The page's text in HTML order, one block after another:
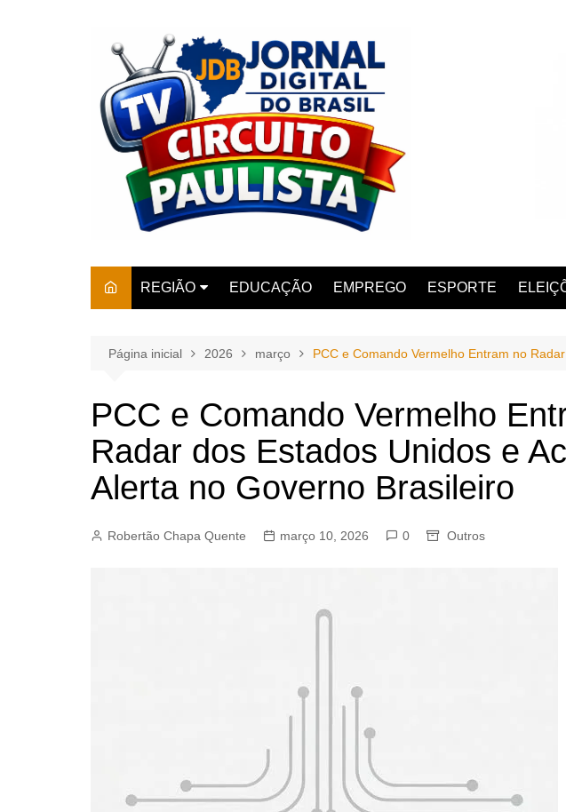
REGIÃO
AMPARO
BARRETOS
CAMPINAS
JAGUARIÚNA
JUNDIAÍ
RIBEIRÃO PRETO
EDUCAÇÃO EMPREGO ESPORTE
Página inicial 2026 março PCC e Comando Vermelho Entram no
PCC e Comando Vermelho
Radar dos Estados Unidos e
Alerta no Governo Brasileiro
Robertão Chapa Quente março 10, 2026 0 Outros